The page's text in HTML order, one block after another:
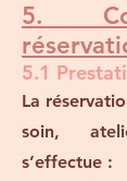
5.
5.1
La
soin,
s’effectue :